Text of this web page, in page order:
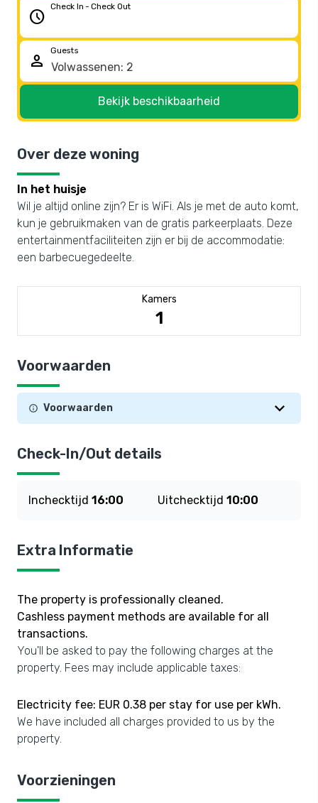
schedule
Check In - Check Out
person
Guests
Bekijk beschikbaarheid
Over deze woning
In het huisje
Wil je altijd online zijn? Er is WiFi. Als je met de auto komt,
kun je gebruikmaken van de gratis parkeerplaats. Deze
entertainmentfaciliteiten zijn er bij de accommodatie:
een barbecuegedeelte.
Kamers
1
Voorwaarden
Voorwaarden
Check-In/Out details
Inchecktijd 16:00 Uitchecktijd 10:00
Extra Informatie
The property is professionally cleaned.
Cashless payment methods are available for all
transactions.
You'll be asked to pay the following charges at the
property. Fees may include applicable taxes:
Electricity fee: EUR 0.38 per stay for use per kWh.
We have included all charges provided to us by the
property.
Voorzieningen